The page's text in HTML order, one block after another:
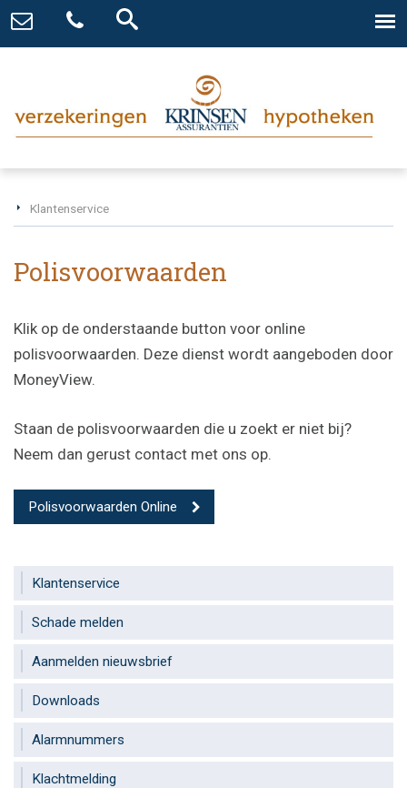
Klantenservice
Polisvoorwaarden
Klik op de onderstaande button voor online
polisvoorwaarden. Deze dienst wordt aangeboden door
MoneyView.
Staan de polisvoorwaarden die u zoekt er niet bij?
Neem dan gerust contact met ons op.
Polisvoorwaarden Online
Klantenservice
Schade melden
Aanmelden nieuwsbrief
Downloads
Alarmnummers
Klachtmelding